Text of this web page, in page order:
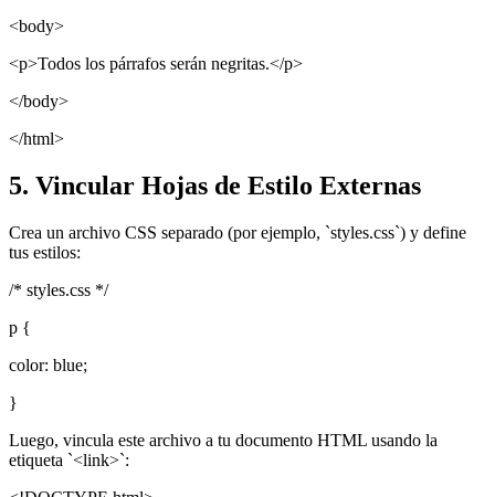
<body>
<p>Todos los párrafos serán negritas.</p>
</body>
</html>
5. Vincular Hojas de Estilo Externas
Crea un archivo CSS separado (por ejemplo, `styles.css`) y define
tus estilos:
/* styles.css */
p {
color: blue;
}
Luego, vincula este archivo a tu documento HTML usando la
etiqueta `<link>`: